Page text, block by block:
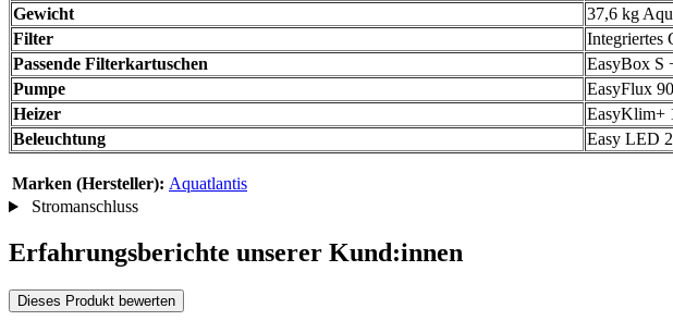
Gewicht
37,6 kg
Filter
Integriertes
Passende Filterkartuschen
EasyBox S
Pumpe
EasyFlux
Heizer
EasyKlim+
Beleuchtung
Easy LED
Marken (Hersteller): Aquatlantis
Stromanschluss
Erfahrungsberichte unserer Kund:innen
Dieses Produkt bewerten